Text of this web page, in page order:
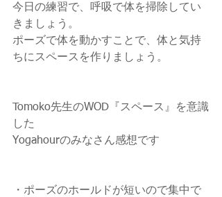
今日の練習で、呼吸で体を掃除してい
きましょう。
ポーズで体を動かすことで、体と気持
ちにスペースを作りましょう。
Tomoko先生のWOD『スペース』を意識
した
Yogahourのみなさん感想です
・ポーズのホールドが短いので集中で